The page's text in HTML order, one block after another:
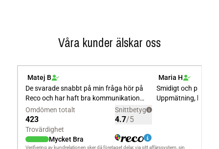
Våra kunder älskar oss